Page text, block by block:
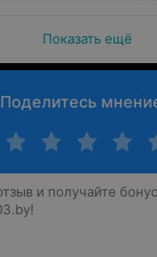
Показать ещё
Поделитесь